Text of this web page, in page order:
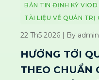
BẢN TIN ĐỊNH KỲ VIOD
TÀI LIỆU VỀ QUẢN TRỊ
22 Th5 2026 | By admin
HƯỚNG TỚI
THEO CHUẨN